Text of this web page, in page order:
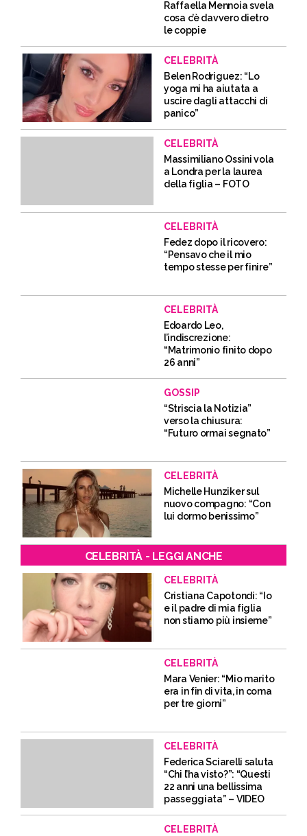
Raffaella Mennoia svela
cosa c’è davvero dietro
le coppie
CELEBRITÀ
Belen Rodriguez: “Lo
yoga mi ha aiutata a
uscire dagli attacchi di
panico”
CELEBRITÀ
Massimiliano Ossini vola
a Londra per la laurea
della figlia – FOTO
CELEBRITÀ
Fedez dopo il ricovero:
“Pensavo che il mio
tempo stesse per finire”
CELEBRITÀ
Edoardo Leo,
l’indiscrezione:
“Matrimonio finito dopo
26 anni”
GOSSIP
“Striscia la Notizia”
verso la chiusura:
“Futuro ormai segnato”
CELEBRITÀ
Michelle Hunziker sul
nuovo compagno: “Con
lui dormo benissimo”
CELEBRITÀ - LEGGI ANCHE
CELEBRITÀ
Cristiana Capotondi: “Io
e il padre di mia figlia
non stiamo più insieme”
CELEBRITÀ
Mara Venier: “Mio marito
era in fin di vita, in coma
per tre giorni”
CELEBRITÀ
Federica Sciarelli saluta
“Chi l’ha visto?”: “Questi
22 anni una bellissima
passeggiata” – VIDEO
CELEBRITÀ